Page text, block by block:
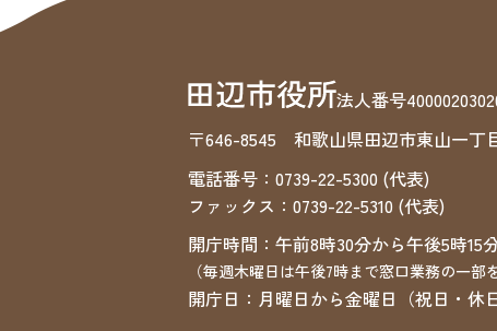
法人番号
〒646-8545 和歌山県田辺市東山一丁
電話番号：0739-22-5300 (代表)
ファックス：0739-22-5310 (代表)
開庁時間：午前8時30分から午後5時15
（毎週木曜日は午後7時まで窓口業務の一部
開庁日：月曜日から金曜日（祝日・休